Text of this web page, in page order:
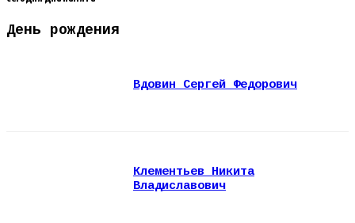
День рождения
Вдовин Сергей Федорович
Клементьев Никита
Владиславович